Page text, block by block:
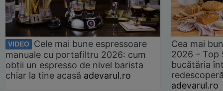
VIDEO
Cele mai bune espressoare
manuale cu portafiltru 2026: cum
obții un espresso de nivel barista
chiar la tine acasă adevarul.ro
Cea mai
2026 –
bucătăria
adevarul.ro